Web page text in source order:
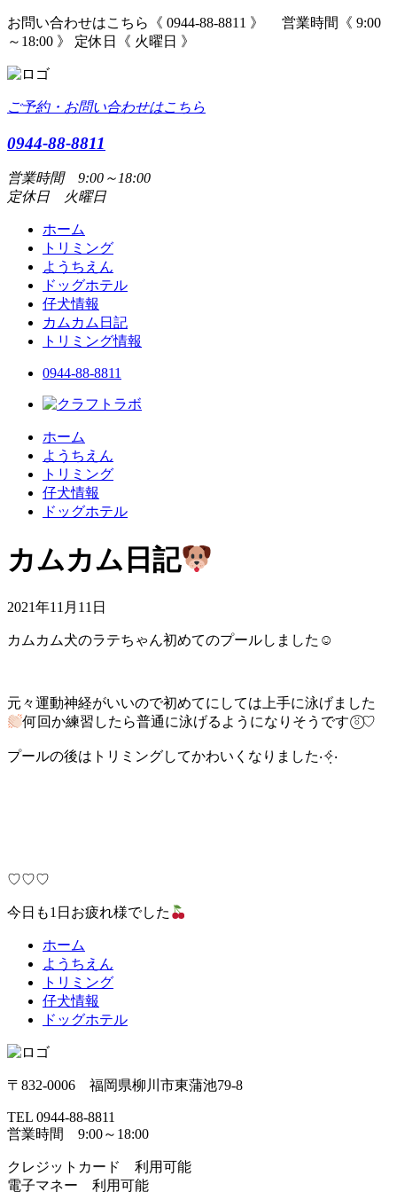
お問い合わせはこちら《 0944-88-8811 》 営業時間《 9:00
～18:00 》 定休日《 火曜日 》
ご予約・お問い合わせはこちら
0944-88-8811
営業時間 9:00～18:00
定休日 火曜日
ホーム
トリミング
ようちえん
ドッグホテル
仔犬情報
カムカム日記
トリミング情報
0944-88-8811
ホーム
ようちえん
トリミング
仔犬情報
ドッグホテル
カムカム日記
2021年11月11日
カムカム犬のラテちゃん初めてのプールしました☺︎
元々運動神経がいいので初めてにしては上手に泳げました
何回か練習したら普通に泳げるようになりそうです ⍤⃝♡
プールの後はトリミングしてかわいくなりました‧✧̣̇‧
♡♡♡
今日も1日お疲れ様でした
ホーム
ようちえん
トリミング
仔犬情報
ドッグホテル
〒832-0006 福岡県柳川市東蒲池79-8
TEL 0944-88-8811
営業時間 9:00～18:00
クレジットカード 利用可能
電子マネー 利用可能